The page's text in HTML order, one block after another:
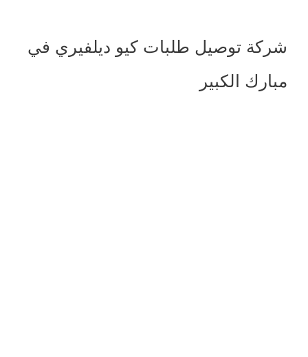
شركة توصيل طلبات كيو ديلفيري في
مبارك الكبير